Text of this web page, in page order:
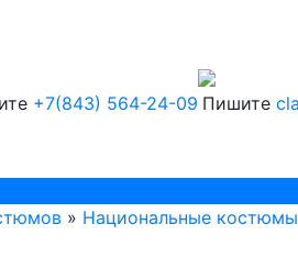
+7(843) 564-24-09 Пишите
» Национальные костюмы